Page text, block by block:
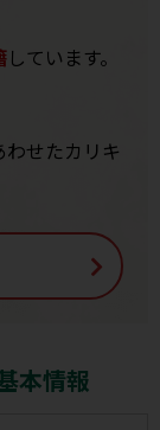
しています。
せたカリキ
本情報